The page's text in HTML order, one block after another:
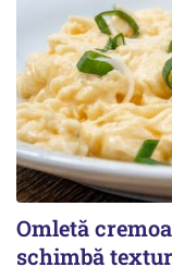
Omletă
schimbă